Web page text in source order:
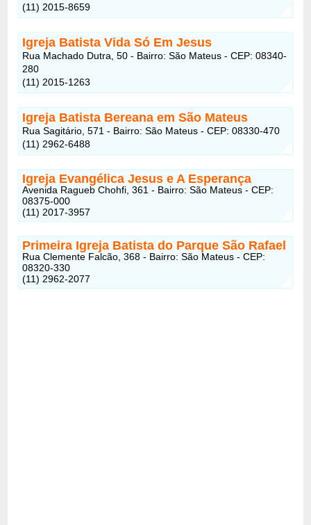
(11) 2015-8659
Igreja Batista Vida Só Em Jesus
Rua Machado Dutra, 50 - Bairro: São Mateus - CEP: 08340-
280
(11) 2015-1263
Igreja Batista Bereana em São Mateus
Rua Sagitário, 571 - Bairro: São Mateus - CEP: 08330-470
(11) 2962-6488
Igreja Evangélica Jesus e A Esperança
Avenida Ragueb Chohfi, 361 - Bairro: São Mateus - CEP:
08375-000
(11) 2017-3957
Primeira Igreja Batista do Parque São Rafael
Rua Clemente Falcão, 368 - Bairro: São Mateus - CEP:
08320-330
(11) 2962-2077